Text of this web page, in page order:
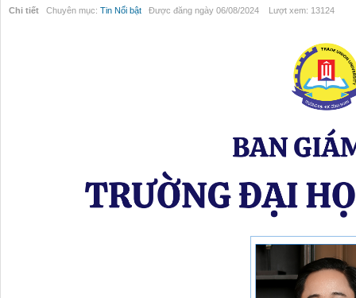
Chi tiết Chuyên mục: Tin Nổi bật Được đăng ngày 06/08/2024 Lượt xem: 13124